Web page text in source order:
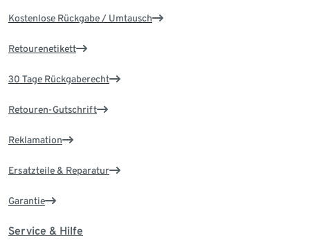
Kostenlose Rückgabe / Umtausch
Retourenetikett
30 Tage Rückgaberecht
Retouren-Gutschrift
Reklamation
Ersatzteile & Reparatur
Garantie
Service & Hilfe